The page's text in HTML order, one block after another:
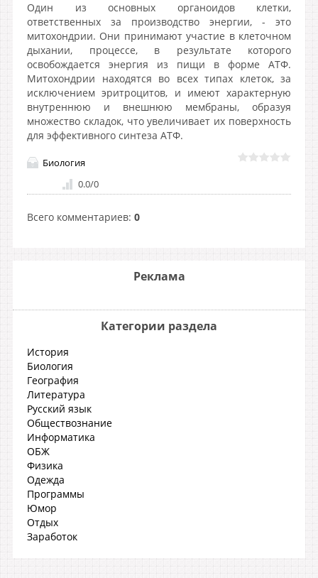
Один из основных органоидов клетки,
ответственных за производство энергии, - это
митохондрии. Они принимают участие в клеточном
дыхании, процессе, в результате которого
освобождается энергия из пищи в форме АТФ.
Митохондрии находятся во всех типах клеток, за
исключением эритроцитов, и имеют характерную
внутреннюю и внешнюю мембраны, образуя
множество складок, что увеличивает их поверхность
для эффективного синтеза АТФ.
Биология
0.0/0
Всего комментариев: 0
Реклама
Категории раздела
История
Биология
География
Литература
Русский язык
Обществознание
Информатика
ОБЖ
Физика
Одежда
Программы
Юмор
Отдых
Заработок